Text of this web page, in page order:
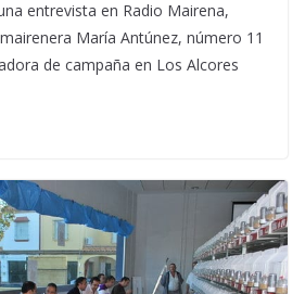
entrevista en Radio Mairena,
María Antúnez, número 11
de campaña en Los Alcores